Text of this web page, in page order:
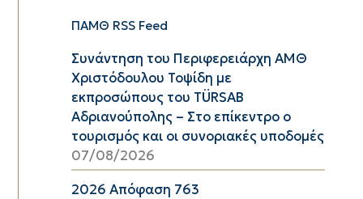
ΠΑΜΘ RSS Feed
Συνάντηση του Περιφερειάρχη ΑΜΘ
Χριστόδουλου Τοψίδη με
εκπροσώπους του TÜRSAB
Αδριανούπολης – Στο επίκεντρο ο
τουρισμός και οι συνοριακές υποδομές
07/08/2026
2026 Απόφαση 763